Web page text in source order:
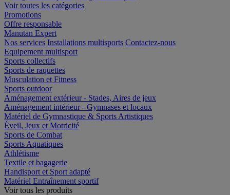
Voir toutes les catégories
Promotions
Offre responsable
Manutan Expert
Nos services Installations multisports Contactez-nous
Equipement multisport
Sports collectifs
Sports de raquettes
Musculation et Fitness
Sports outdoor
Aménagement extérieur - Stades, Aires de jeux
Aménagement intérieur - Gymnases et locaux
Matériel de Gymnastique & Sports Artistiques
Éveil, Jeux et Motricité
Sports de Combat
Sports Aquatiques
Athlétisme
Textile et bagagerie
Handisport et Sport adapté
Matériel Entraînement sportif
Voir tous les produits